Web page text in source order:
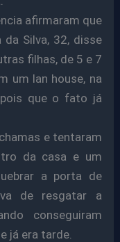
afirmaram que
da Silva, 32, disse
filhas, de 5 e 7
um lan house, na
que o fato já
e tentaram
da casa e um
a porta de
de resgatar a
conseguiram
já era tarde.